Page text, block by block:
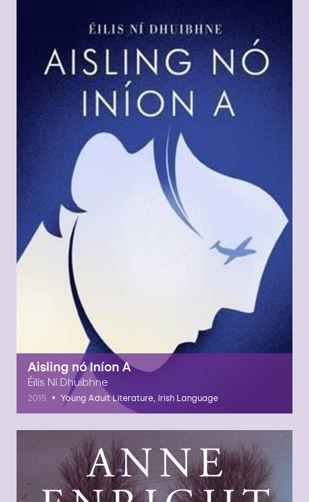
Aisling nó Iníon A
Éilís Ní Dhuibhne
2015 • Young Adult Literature, Irish Language